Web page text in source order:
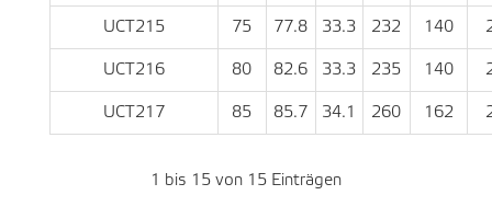
UCT215 75 77.8 33.3 232 140
UCT216 80 82.6 33.3 235 140
UCT217 85 85.7 34.1 260 162
1 bis 15 von 15 Einträgen